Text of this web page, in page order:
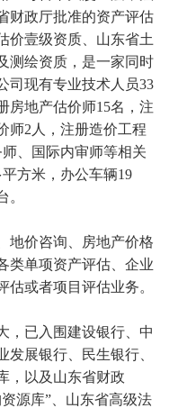
财政厅批准的资产评估
价壹级资质、山东省土
测绘资质，是一家同时
司现有专业技术人员33
房地产估价师15名，注
师2人，注册造价工程
、国际内审师等相关
方米，办公车辆19
。
价咨询、房地产价格
类单项资产评估、企业
或者项目评估业务。
已入围建设银行、中
发展银行、民生银行、
，以及山东省财政
源库”、山东省高级法